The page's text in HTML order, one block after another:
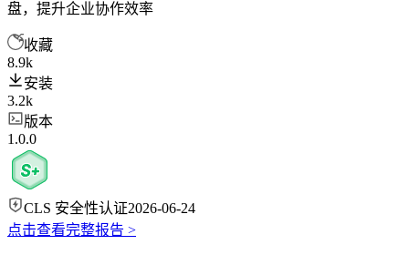
盘，提升企业协作效率
收藏
8.9k
安装
3.2k
版本
1.0.0
CLS 安全性认证2026-06-24
点击查看完整报告 >